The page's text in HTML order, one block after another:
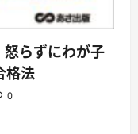
怒らずにわが子
格法
0